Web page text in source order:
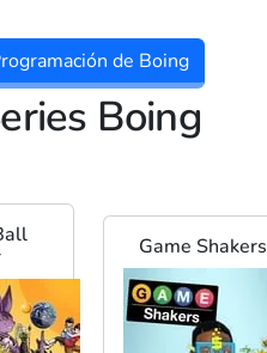
de Boing
Boing
Game Shakers